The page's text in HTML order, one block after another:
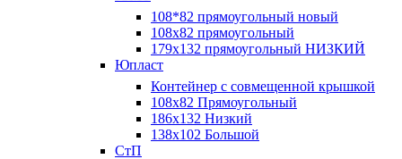
108*82 прямоугольный новый
108х82 прямоугольный
179х132 прямоугольный НИЗКИЙ
Юпласт
Контейнер с совмещенной крышкой
108х82 Прямоугольный
186х132 Низкий
138х102 Большой
СтП